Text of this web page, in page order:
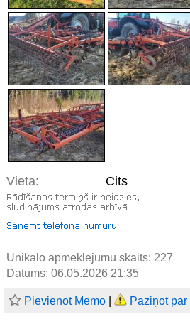
Vieta: Cits
Unikālo apmeklējumu skaits: 227
Datums: 06.05.2026 21:35
Pievienot Memo Paziņot